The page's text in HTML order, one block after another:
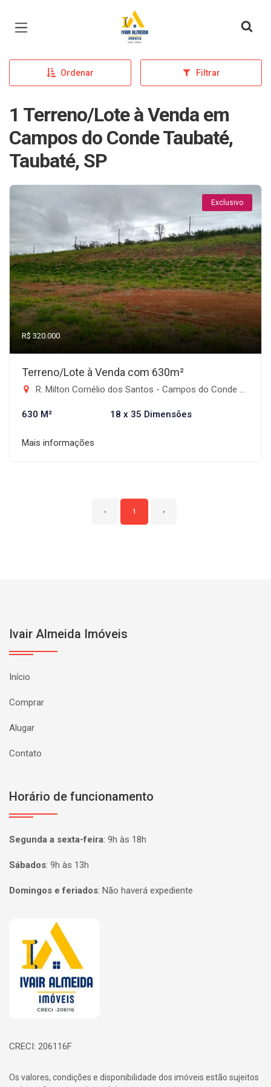
Página inicial
Ordenar Filtrar
1 Terreno/Lote à Venda em
Campos do Conde Taubaté,
Taubaté, SP
Exclusivo
R$ 320.000
Terreno/Lote à Venda com 630m²
R. Milton Cornélio dos Santos - Campos do Conde Taubaté, Taubaté-SP
630 M² 18 x 35 Dimensões
Mais informações
‹ 1 ›
Ivair Almeida Imóveis
Início
Comprar
Alugar
Contato
Horário de funcionamento
Segunda a sexta-feira: 9h às 18h
Sábados: 9h às 13h
Domingos e feriados: Não haverá expediente
Página inicial
CRECI: 206116F
Os valores, condições e disponibilidade dos imóveis estão sujeitos